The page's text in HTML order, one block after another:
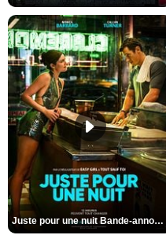
Juste pour une nuit Bande-annonce VO STFR